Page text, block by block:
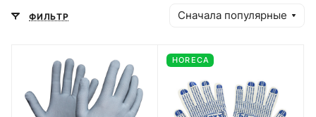
ФИЛЬТР Сначала популярные
HORECA